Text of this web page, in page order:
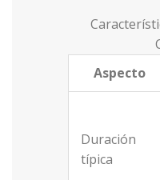
Aspecto
Duración
típica